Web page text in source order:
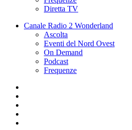
Diretta TV
Canale Radio 2 Wonderland
Ascolta
Eventi del Nord Ovest
On Demand
Podcast
Frequenze